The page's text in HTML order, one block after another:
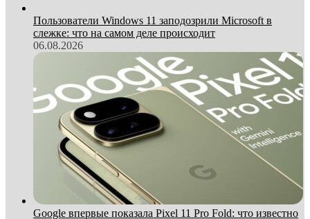
Пользователи Windows 11 заподозрили Microsoft в
слежке: что на самом деле происходит
06.08.2026
Google впервые показала Pixel 11 Pro Fold: что известно